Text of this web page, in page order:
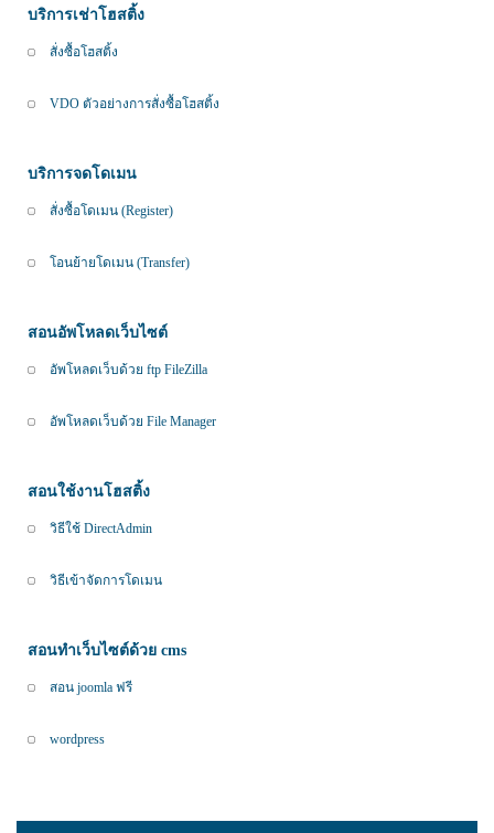
บริการเช่าโฮสติ้ง
สั่งซื้อโฮสติ้ง
VDO ตัวอย่างการสั่งซื้อโฮสติ้ง
บริการจดโดเมน
สั่งซื้อโดเมน (Register)
โอนย้ายโดเมน (Transfer)
สอนอัพโหลดเว็บไซต์
อัพโหลดเว็บด้วย ftp FileZilla
อัพโหลดเว็บด้วย File Manager
สอนใช้งานโฮสติ้ง
วิธีใช้ DirectAdmin
วิธีเข้าจัดการโดเมน
สอนทำเว็บไซต์ด้วย cms
สอน joomla ฟรี
wordpress